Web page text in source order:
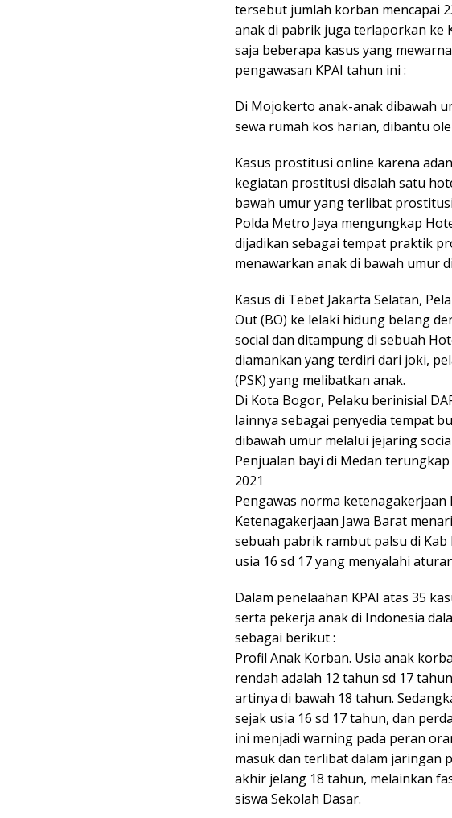
tersebut jumlah korban mencapai
anak di pabrik juga terlaporkan ke
saja beberapa kasus yang
pengawasan KPAI tahun ini :
Di Mojokerto anak-anak dibawah
sewa rumah kos harian, dibantu
Kasus prostitusi online karena
kegiatan prostitusi disalah satu
bawah umur yang terlibat prostitusi
Polda Metro Jaya mengungkap
dijadikan sebagai tempat praktik
menawarkan anak di bawah umur
Kasus di Tebet Jakarta Selatan,
Out (BO) ke lelaki hidung belang
social dan ditampung di sebuah
diamankan yang terdiri dari joki,
(PSK) yang melibatkan anak.
Di Kota Bogor, Pelaku berinisial
lainnya sebagai penyedia tempat
dibawah umur melalui jejaring
Penjualan bayi di Medan
2021
Pengawas norma ketenagakerjaan
Ketenagakerjaan Jawa Barat
sebuah pabrik rambut palsu di
usia 16 sd 17 yang menyalahi
Dalam penelaahan KPAI atas 35
serta pekerja anak di Indonesia
sebagai berikut :
Profil Anak Korban. Usia anak
rendah adalah 12 tahun sd 17
artinya di bawah 18 tahun.
sejak usia 16 sd 17 tahun, dan
ini menjadi warning pada peran
masuk dan terlibat dalam jaringan
akhir jelang 18 tahun, melainkan
siswa Sekolah Dasar.